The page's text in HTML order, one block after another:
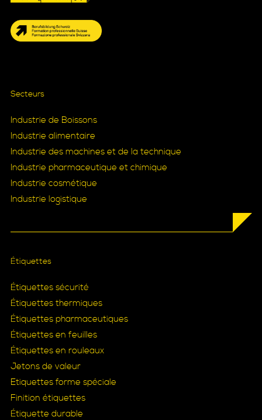
Secteurs
Industrie de Boissons
Industrie alimentaire
Industrie des machines et de la technique
Industrie pharmaceutique et chimique
Industrie cosmétique
Industrie logistique
Étiquettes
Étiquettes sécurité
Étiquettes thermiques
Étiquettes pharmaceutiques
Étiquettes en feuilles
Étiquettes en rouleaux
Jetons de valeur
Etiquettes forme spéciale
Finition étiquettes
Étiquette durable